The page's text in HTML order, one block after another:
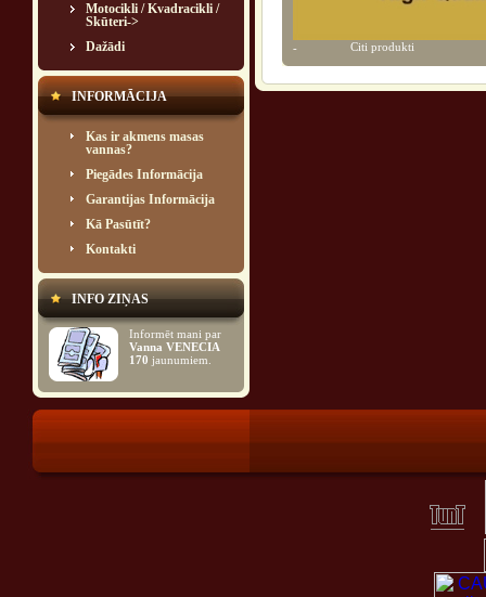
Motocikli / Kvadracikli /
Skūteri->
Dažādi
INFORMĀCIJA
Kas ir akmens masas
vannas?
Piegādes Informācija
Garantijas Informācija
Kā Pasūtīt?
Kontakti
INFO ZIŅAS
Informēt mani par
Vanna VENECIA
170 jaunumiem.
- Citi produkti